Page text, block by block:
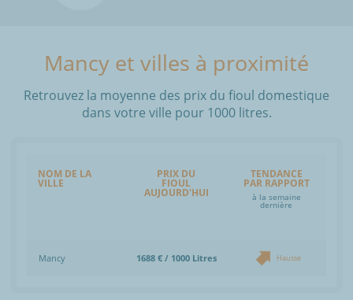
Mancy et villes à proximité
Retrouvez la moyenne des prix du fioul domestique
dans votre ville pour 1000 litres.
NOM DE LA
VILLE
PRIX DU
FIOUL
AUJOURD'HUI
TENDANCE
PAR RAPPORT
à la semaine
dernière
Mancy 1688 € / 1000 Litres Hausse